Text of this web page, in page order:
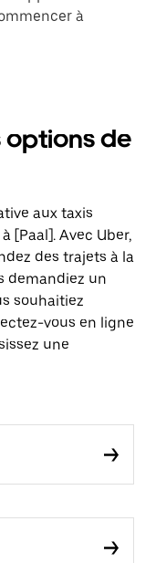
à
options de
aux taxis
[Paal]. Avec Uber,
des trajets à la
demandiez un
souhaitiez
vous en ligne
une